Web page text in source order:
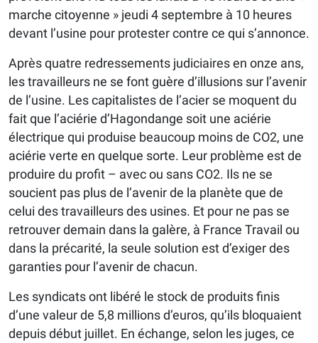
marche citoyenne » jeudi 4 septembre à 10 heures
devant l’usine pour protester contre ce qui s’annonce.
Après quatre redressements judiciaires en onze ans,
les travailleurs ne se font guère d’illusions sur l’avenir
de l’usine. Les capitalistes de l’acier se moquent du
fait que l’aciérie d’Hagondange soit une aciérie
électrique qui produise beaucoup moins de CO2, une
aciérie verte en quelque sorte. Leur problème est de
produire du profit – avec ou sans CO2. Ils ne se
soucient pas plus de l’avenir de la planète que de
celui des travailleurs des usines. Et pour ne pas se
retrouver demain dans la galère, à France Travail ou
dans la précarité, la seule solution est d’exiger des
garanties pour l’avenir de chacun.
Les syndicats ont libéré le stock de produits finis
d’une valeur de 5,8 millions d’euros, qu’ils bloquaient
depuis début juillet. En échange, selon les juges, ce